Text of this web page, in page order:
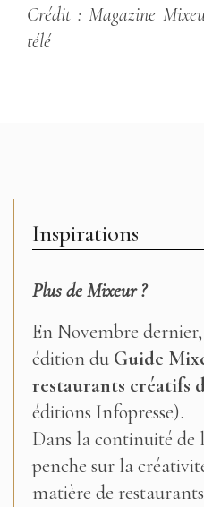
Crédit : Magazine
télé
Inspirations
Plus de Mixeur ?
En Novembre
édition du Guide
restaurants créatifs
éditions Infopresse).
Dans la continuité de
penche sur la
matière de